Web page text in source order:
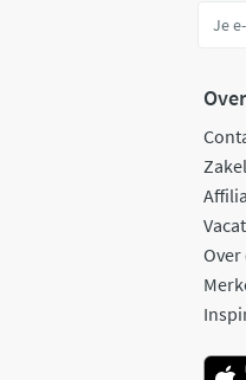
Over